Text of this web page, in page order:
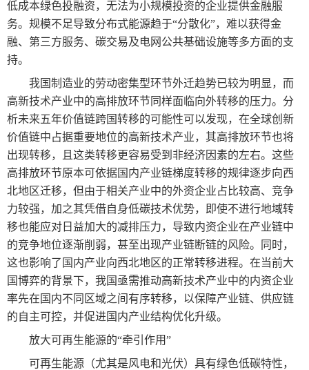
低成本绿色投融资，无法为小规模投资的企业提供金融服
务。规模不足导致分布式能源趋于“分散化”，难以获得金
融、第三方服务、碳交易及电网公共基础设施等多方面的支
持。
我国制造业的劳动密集型环节外迁趋势已较为明显，而
高新技术产业中的高排放环节同样面临向外转移的压力。分
析未来五年价值链跨国转移的可能性可以发现，在全球创新
价值链中占据重要地位的高新技术产业，其高排放环节也将
出现转移，且这类转移更容易受到非经济因素的左右。这些
高排放环节原本可依据国内产业链梯度转移的规律逐步向西
北地区迁移，但由于相关产业中的外资企业占比较高、竞争
力较强，加之其凭借自身低碳技术优势，即使不进行地域转
移也能应对日益加大的减排压力，导致内资企业在产业链中
的竞争地位逐渐削弱，甚至出现产业链断链的风险。同时，
这也影响了国内产业向西北地区的正常转移进程。在当前大
国博弈的背景下，我国亟需推动高新技术产业中的内资企业
率先在国内不同区域之间有序转移，以保障产业链、供应链
的自主可控，并促进国内产业结构优化升级。
放大可再生能源的“牵引作用”
可再生能源（尤其是风电和光伏）具有绿色低碳特性，